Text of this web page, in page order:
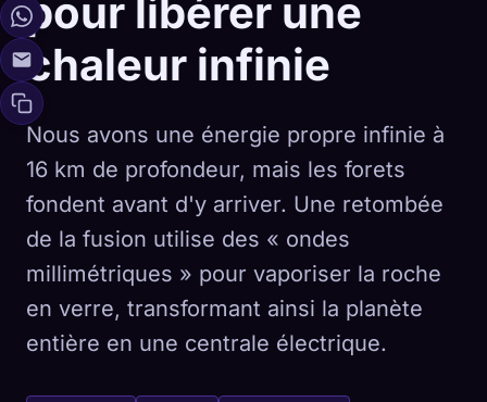
pour libérer une
chaleur infinie
Nous avons une énergie propre infinie à
16 km de profondeur, mais les forets
fondent avant d'y arriver. Une retombée
de la fusion utilise des « ondes
millimétriques » pour vaporiser la roche
en verre, transformant ainsi la planète
entière en une centrale électrique.